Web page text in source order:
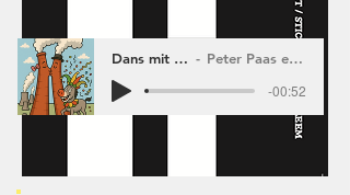
Dans mit Jan en Lies Peter Paas en Peter Vincent
-00:52